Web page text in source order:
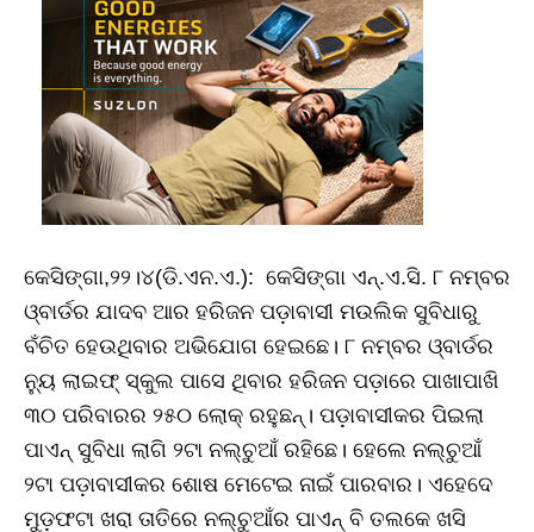
କେସିଙ୍ଗା,୨୨।୪(ଡି.ଏନ.ଏ.): କେସିଙ୍ଗା ଏନ୍‌.ଏ.ସି. ୮ ନମ୍ବର
ଓ୍ବାର୍ଡର ଯାଦବ ଆର ହରିଜନ ପଡ଼ାବାସୀ ମଉଲିକ ସୁବିଧାରୁ
ବଁଚିତ ହେଉଥିବାର ଅଭିଯୋଗ ହେଇଛେ। ୮ ନମ୍ବର ଓ୍ବାର୍ଡର
ନ୍ୟୁ ଲାଇଫ୍‌ ସ୍କୁଲ ପାସେ ଥିବାର ହରିଜନ ପଡ଼ାରେ ପାଖାପାଖି
୩୦ ପରିବାରର ୨୫୦ ଲୋକ୍‌ ରହୁଛନ୍‌। ପଡ଼ାବାସୀକର ପିଇଲା
ପାଏନ୍‌ ସୁବିଧା ଲାଗି ୨ଟା ନଲ୍‌ଚୁଆଁ ରହିଛେ। ହେଲେ ନଲ୍‌ଚୁଆଁ
୨ଟା ପଡ଼ାବାସୀକର ଶୋଷ ମେଟେଇ ନାଇଁ ପାରବାର। ଏହେଦେ
ମୁଡ଼ଫଟା ଖରା ତାତିରେ ନଲ୍‌ଚୁଆଁର ପାଏନ୍‌ ବି ତଲକେ ଖସି